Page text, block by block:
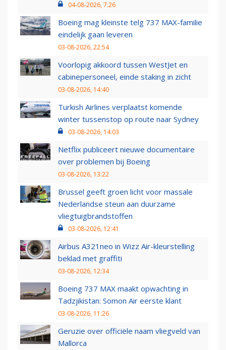
04-08-2026, 7:26
Boeing mag kleinste telg 737 MAX-familie
eindelijk gaan leveren
03-08-2026, 22:54
Voorlopig akkoord tussen WestJet en
cabinepersoneel, einde staking in zicht
03-08-2026, 14:40
Turkish Airlines verplaatst komende
winter tussenstop op route naar Sydney
03-08-2026, 14:03
Netflix publiceert nieuwe documentaire
over problemen bij Boeing
03-08-2026, 13:22
Brussel geeft groen licht voor massale
Nederlandse steun aan duurzame
vliegtuigbrandstoffen
03-08-2026, 12:41
Airbus A321neo in Wizz Air-kleurstelling
beklad met graffiti
03-08-2026, 12:34
Boeing 737 MAX maakt opwachting in
Tadzjikistan: Somon Air eerste klant
03-08-2026, 11:26
Geruzie over officiële naam vliegveld van
Mallorca